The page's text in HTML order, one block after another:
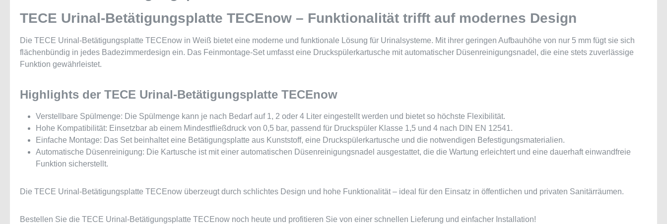
TECE Urinal-Betätigungsplatte TECEnow – Funktionalität trifft auf modernes Design
Die TECE Urinal-Betätigungsplatte TECEnow in Weiß bietet eine moderne und funktionale Lösung für Urinalsysteme. Mit ihrer geringen Aufbauhöhe von nur 5 mm fügt sie sich
flächenbündig in jedes Badezimmerdesign ein. Das Feinmontage-Set umfasst eine Druckspülerkartusche mit automatischer Düsenreinigungsnadel, die eine stets zuverlässige
Funktion gewährleistet.
Highlights der TECE Urinal-Betätigungsplatte TECEnow
Verstellbare Spülmenge: Die Spülmenge kann je nach Bedarf auf 1, 2 oder 4 Liter eingestellt werden und bietet so höchste Flexibilität.
Hohe Kompatibilität: Einsetzbar ab einem Mindestfließdruck von 0,5 bar, passend für Druckspüler Klasse 1,5 und 4 nach DIN EN 12541.
Einfache Montage: Das Set beinhaltet eine Betätigungsplatte aus Kunststoff, eine Druckspülerkartusche und die notwendigen Befestigungsmaterialien.
Automatische Düsenreinigung: Die Kartusche ist mit einer automatischen Düsenreinigungsnadel ausgestattet, die die Wartung erleichtert und eine dauerhaft einwandfreie
Funktion sicherstellt.
Die TECE Urinal-Betätigungsplatte TECEnow überzeugt durch schlichtes Design und hohe Funktionalität – ideal für den Einsatz in öffentlichen und privaten Sanitärräumen.
Bestellen Sie die TECE Urinal-Betätigungsplatte TECEnow noch heute und profitieren Sie von einer schnellen Lieferung und einfacher Installation!